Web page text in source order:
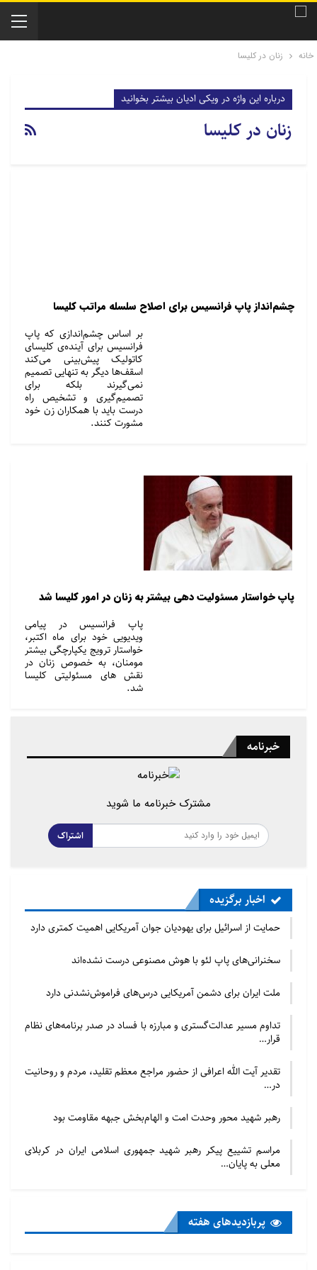
خانه زنان در کلیسا
درباره این واژه در ویکی ادیان بیشتر بخوانید
زنان در کلیسا
چشم‌انداز پاپ فرانسیس برای اصلاح سلسله مراتب کلیسا
بر اساس چشم‌اندازی که پاپ
فرانسیس برای آینده‌ی کلیسای
کاتولیک پیش‌بینی می‌کند
اسقف‌ها دیگر به تنهایی تصمیم
نمی‌گیرند بلکه برای
تصمیم‌گیری و تشخیص راه
درست باید با همکاران زن خود
مشورت کنند.
پاپ خواستار مسئولیت­ دهی بیشتر به زنان در امور کلیسا شد
پاپ فرانسیس در پیامی
ویدیویی خود برای ماه اکتبر،
خواستار ترویج یکپارچگی بیشتر
مومنان، به خصوص زنان در
نقش های مسئولیتی کلیسا
شد.
خبرنامه
مشترک خبرنامه ما شوید
اشتراک
اخبار برگزیده
حمایت از اسرائیل برای یهودیان جوان آمریکایی اهمیت کمتری دارد
سخنرانی‌های پاپ لئو با هوش مصنوعی درست نشده‌اند
ملت ایران برای دشمن آمریکایی درس‌های فراموش‌نشدنی دارد
تداوم مسیر عدالت‌گستری و مبارزه با فساد در صدر برنامه‌های نظام
قرار…
تقدیر آیت الله اعرافی از حضور مراجع معظم تقلید، مردم و روحانیت
در…
رهبر شهید محور وحدت امت و الهام‌بخش جبهه مقاومت بود
مراسم تشییع پیکر رهبر شهید جمهوری اسلامی ایران در کربلای
معلی به پایان…
پربازدید‌های هفته